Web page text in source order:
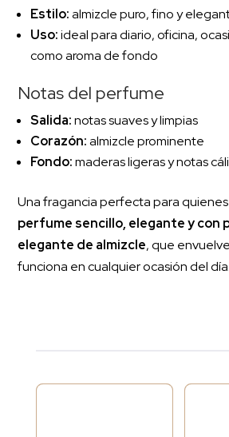
Estilo:almizcle puro, fino y
Uso:ideal para diario, oficina,
como aroma de fondo
Notas del perfume
Salida:notas suaves y limpias
Corazón:almizcle prominente
Fondo:maderas ligeras y notas
Una fragancia perfecta para
perfume sencillo, elegante y con
elegante de almizcle, que
funciona en cualquier ocasión del día.